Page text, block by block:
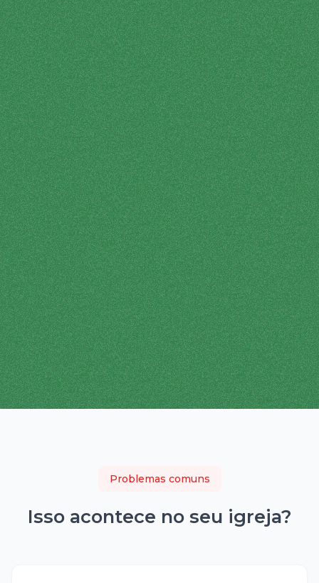
Problemas comuns
Isso acontece no seu igreja?